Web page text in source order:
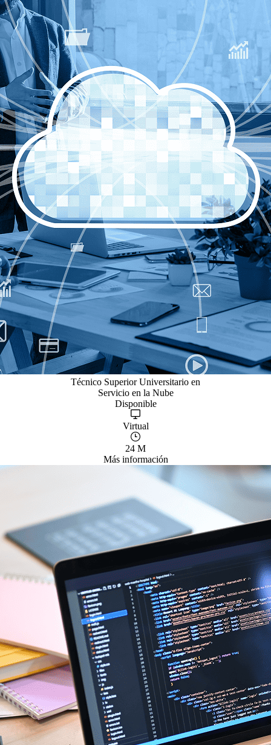
Técnico Superior Universitario en
Servicio en la Nube
Disponible
Virtual
24 M
Más información